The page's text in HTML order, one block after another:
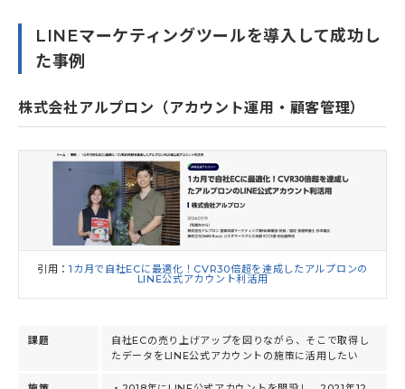
LINEマーケティングツールを導入して成功し
た事例
株式会社アルプロン（アカウント運用・顧客管理）
引用：1カ月で自社ECに最適化！CVR30倍超を達成したアルプロンの
LINE公式アカウント利活用
課題
自社ECの売り上げアップを図りながら、そこで取得し
たデータをLINE公式アカウントの施策に活用したい